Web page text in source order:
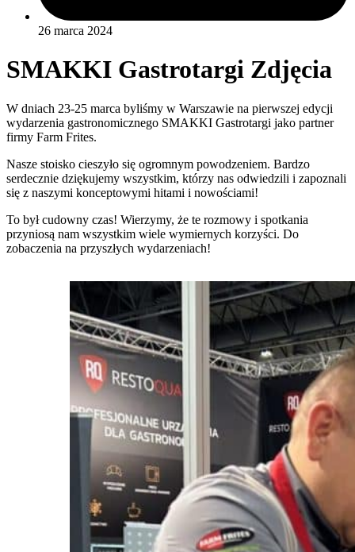
26 marca 2024
SMAKKI Gastrotargi Zdjęcia
W dniach 23-25 marca byliśmy w Warszawie na pierwszej edycji
wydarzenia gastronomicznego SMAKKI Gastrotargi jako partner
firmy Farm Frites.
Nasze stoisko cieszyło się ogromnym powodzeniem. Bardzo
serdecznie dziękujemy wszystkim, którzy nas odwiedzili i zapoznali
się z naszymi konceptowymi hitami i nowościami!
To był cudowny czas! Wierzymy, że te rozmowy i spotkania
przyniosą nam wszystkim wiele wymiernych korzyści. Do
zobaczenia na przyszłych wydarzeniach!